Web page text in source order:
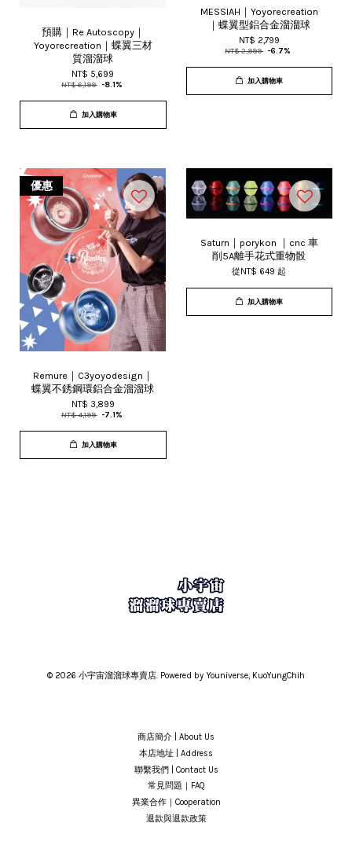
預購｜Re Autoscopy｜
Yoyorecreation｜蝶翼三材
質溜溜球
NT$ 5,699
NT$ 6,199 -8.1%
加入購物車
MESSIAH｜Yoyorecreation
｜蝶翼型鋁合金溜溜球
NT$ 2,799
NT$ 2,999 -6.7%
加入購物車
優惠
Remure｜C3yoyodesign｜
蝶翼不銹鋼環鋁合金溜溜球
NT$ 3,899
NT$ 4,199 -7.1%
加入購物車
Saturn｜porykon ｜cnc 車
削5A離手花式重物骰
從NT$ 649起
加入購物車
© 2026 小宇宙溜溜球專賣店. Powered by Youniverse, KuoYungChih
商店簡介 | About Us
本店地址 | Address
聯繫我們 | Contact Us
常見問題｜FAQ
異業合作｜Cooperation
退款與退款政策